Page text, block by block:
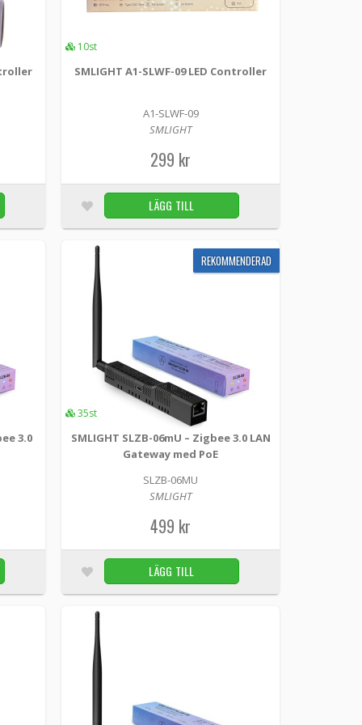
enheter SMLIGHT PoE Add-On är en
5V-utgång ...
7st
kontroller med ljudstyrning och WLED Styr dina
LÄGG TILL
och flexibel LED-kontroller för dig som vill ha
Gör din belysning både flexibel och färgglad
LÄGG TILL
15st
med PoE
10st
SMLIGHT A1-SLWF-09 LED Controller
A1-SLWF-09
SMLIGHT
299 kr
LÄGG TILL
3.0
REKOMMENDERAD
35st
SMLIGHT SLZB-06mU – Zigbee 3.0 LAN
Gateway med PoE
SLZB-06MU
SMLIGHT
499 kr
LÄGG TILL